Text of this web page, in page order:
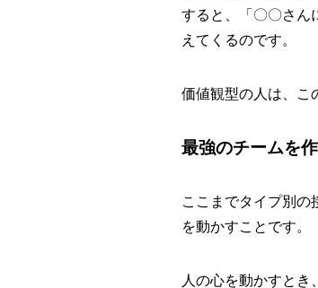
すると、「〇〇さん
えてくるのです。
価値観型の人は、こ
最強のチームを
ここまでタイプ別の
を動かすことです。
人の心を動かすとき